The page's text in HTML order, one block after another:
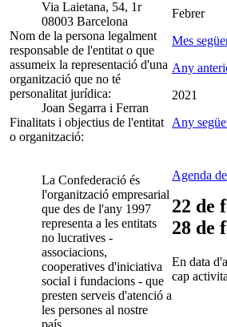
Via Laietana, 54, 1r
08003 Barcelona
Nom de la persona legalment
responsable de l'entitat o que
assumeix la representació d'una
organització que no té
personalitat jurídica:
Joan Segarra i Ferran
Finalitats i objectius de l'entitat
o organització:
La Confederació és
l'organització empresarial
que des de l'any 1997
representa a les entitats
no lucratives -
associacions,
cooperatives d'iniciativa
social i fundacions - que
presten serveis d'atenció a
les persones al nostre
país.
Febrer
Mes
Any
2021
Any
Agenda
22 de
28 de
En data
cap